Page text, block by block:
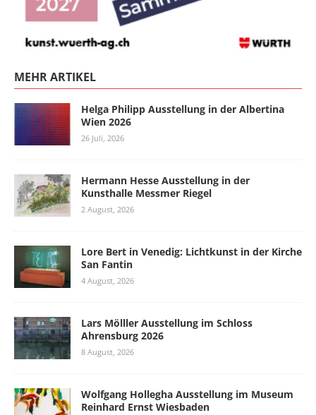
MEHR ARTIKEL
Helga Philipp Ausstellung in der Albertina
Wien 2026
26 Juli, 2026
Hermann Hesse Ausstellung in der
Kunsthalle Messmer Riegel
2 August, 2026
Lore Bert in Venedig: Lichtkunst in der Kirche
San Fantin
4 August, 2026
Lars Mölller Ausstellung im Schloss
Ahrensburg 2026
8 August, 2026
Wolfgang Hollegha Ausstellung im Museum
Reinhard Ernst Wiesbaden